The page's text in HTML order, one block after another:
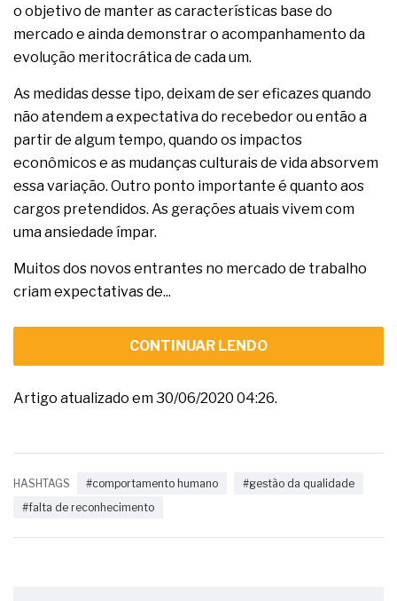
o objetivo de manter as características base do
mercado e ainda demonstrar o acompanhamento da
evolução meritocrática de cada um.
As medidas desse tipo, deixam de ser eficazes quando
não atendem a expectativa do recebedor ou então a
partir de algum tempo, quando os impactos
econômicos e as mudanças culturais de vida absorvem
essa variação. Outro ponto importante é quanto aos
cargos pretendidos. As gerações atuais vivem com
uma ansiedade ímpar.
Muitos dos novos entrantes no mercado de trabalho
criam expectativas de...
CONTINUAR LENDO
Artigo atualizado em 30/06/2020 04:26.
HASHTAGS #comportamento humano
#gestão da qualidade
#falta de reconhecimento